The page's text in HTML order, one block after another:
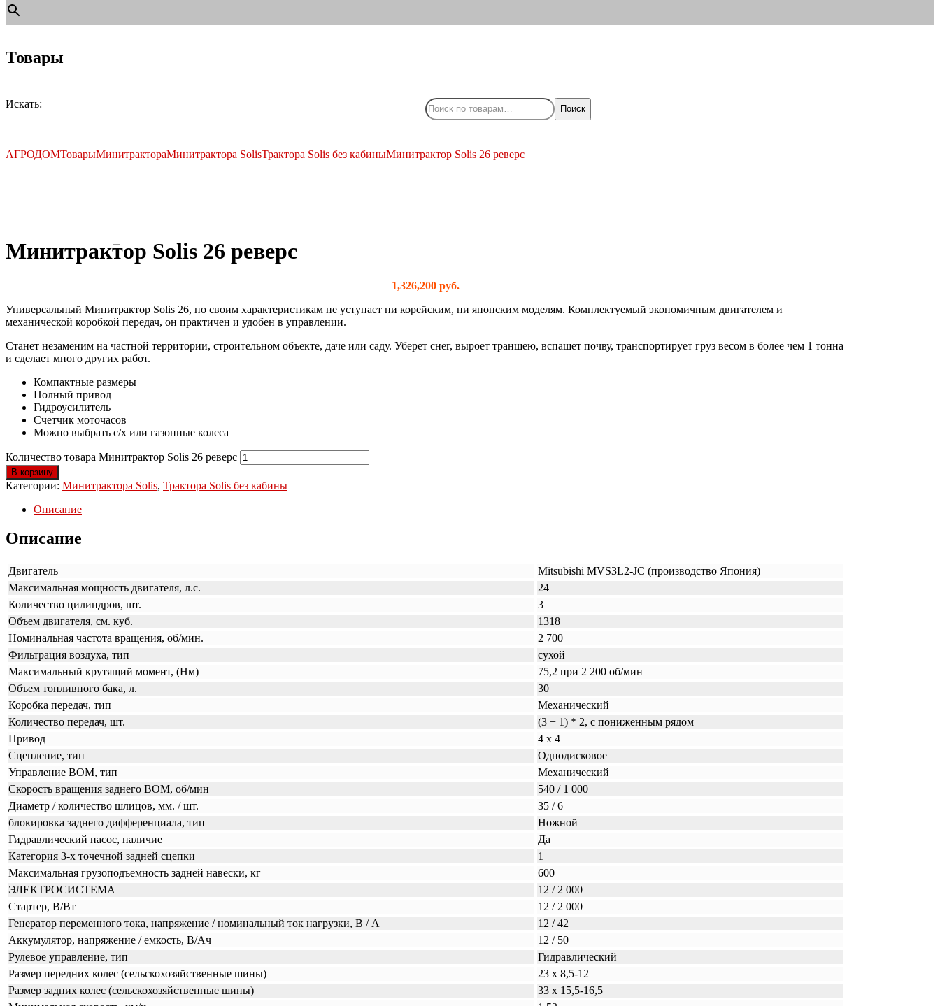
Товары
Искать: Поиск
АГРОДОМТоварыМинитрактораМинитрактора SolisТрактора Solis без кабиныМинитрактор Solis 26 реверс
Минитрактор Solis 26 реверс
1,326,200 руб.
Универсальный Минитрактор Solis 26, по своим характеристикам не уступает ни корейским, ни японским моделям. Комплектуемый экономичным двигателем и
механической коробкой передач, он практичен и удобен в управлении.
Станет незаменим на частной территории, строительном объекте, даче или саду. Уберет снег, выроет траншею, вспашет почву, транспортирует груз весом в более чем 1 тонна
и сделает много других работ.
Компактные размеры
Полный привод
Гидроусилитель
Счетчик моточасов
Можно выбрать с/х или газонные колеса
Количество товара Минитрактор Solis 26 реверс
В корзину
Категории: Минитрактора Solis, Трактора Solis без кабины
Описание
Описание
Двигатель
Mitsubishi MVS3L2-JC (производство Япония)
Максимальная мощность двигателя, л.с.
24
Количество цилиндров, шт.
3
Объем двигателя, см. куб.
1318
Номинальная частота вращения, об/мин.
2 700
Фильтрация воздуха, тип
сухой
Максимальный крутящий момент, (Нм)
75,2 при 2 200 об/мин
Объем топливного бака, л.
30
Коробка передач, тип
Механический
Количество передач, шт.
(3 + 1) * 2, с пониженным рядом
Привод
4 х 4
Сцепление, тип
Однодисковое
Управление ВОМ, тип
Механический
Скорость вращения заднего ВОМ, об/мин
540 / 1 000
Диаметр / количество шлицов, мм. / шт.
35 / 6
блокировка заднего дифференциала, тип
Ножной
Гидравлический насос, наличие
Да
Категория 3-х точечной задней сцепки
1
Максимальная грузоподъемность задней навески, кг
600
ЭЛЕКТРОСИСТЕМА
12 / 2 000
Стартер, В/Вт
12 / 2 000
Генератор переменного тока, напряжение / номинальный ток нагрузки, В / А
12 / 42
Аккумулятор, напряжение / емкость, В/Ач
12 / 50
Рулевое управление, тип
Гидравлический
Размер передних колес (сельскохозяйственные шины)
23 х 8,5-12
Размер задних колес (сельскохозяйственные шины)
33 х 15,5-16,5